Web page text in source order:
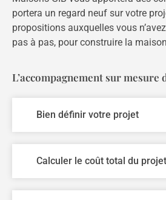
portera un regard neuf sur votre
propositions auxquelles vous
pas à pas, pour construire la
L’accompagnement sur mesure
Bien définir votre projet
Calculer le coût total du projet